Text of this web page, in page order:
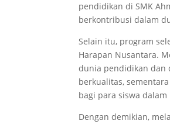
pendidikan di SMK
berkontribusi dalam
Selain itu, program
Harapan Nusantara.
dunia pendidikan dan
berkualitas,
bagi para siswa
Dengan demikian,